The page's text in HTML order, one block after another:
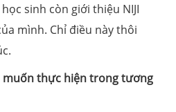
sinh còn giới thiệu NIJI
mình. Chỉ điều này thôi
muốn thực hiện trong tương